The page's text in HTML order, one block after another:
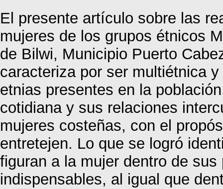
El presente artículo sobre las
mujeres de los grupos étnicos
de Bilwi, Municipio Puerto
caracteriza por ser multiétnica
etnias presentes en la
cotidiana y sus relaciones
mujeres costeñas, con el
entretejen. Lo que se logró
figuran a la mujer dentro de
indispensables, al igual que